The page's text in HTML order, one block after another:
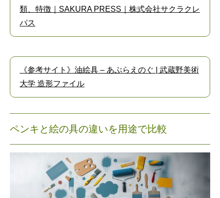
類、特徴｜SAKURA PRESS｜株式会社サクラクレ
パス
《参考サイト》油絵具 – あぶらえのぐ | 武蔵野美術
大学 造形ファイル
ペンキと絵の具の違いを用途で比較